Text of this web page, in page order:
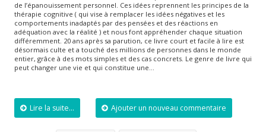
de l’épanouissement personnel. Ces idées reprennent les principes de la
thérapie cognitive ( qui vise à remplacer les idées négatives et les
comportements inadaptés par des pensées et des réactions en
adéquation avec la réalité ) et nous font appréhender chaque situation
différemment. 20 ans après sa parution, ce livre court et facile à lire est
désormais culte et a touché des millions de personnes dans le monde
entier, grâce à des mots simples et des cas concrets. Le genre de livre qui
peut changer une vie et qui constitue une…
Lire la suite... Ajouter un nouveau commentaire